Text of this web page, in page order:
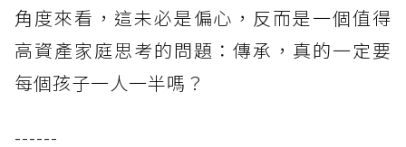
角度來看，這未必是偏心，反而是一個值得
高資產家庭思考的問題：傳承，真的一定要
每個孩子一人一半嗎？
------